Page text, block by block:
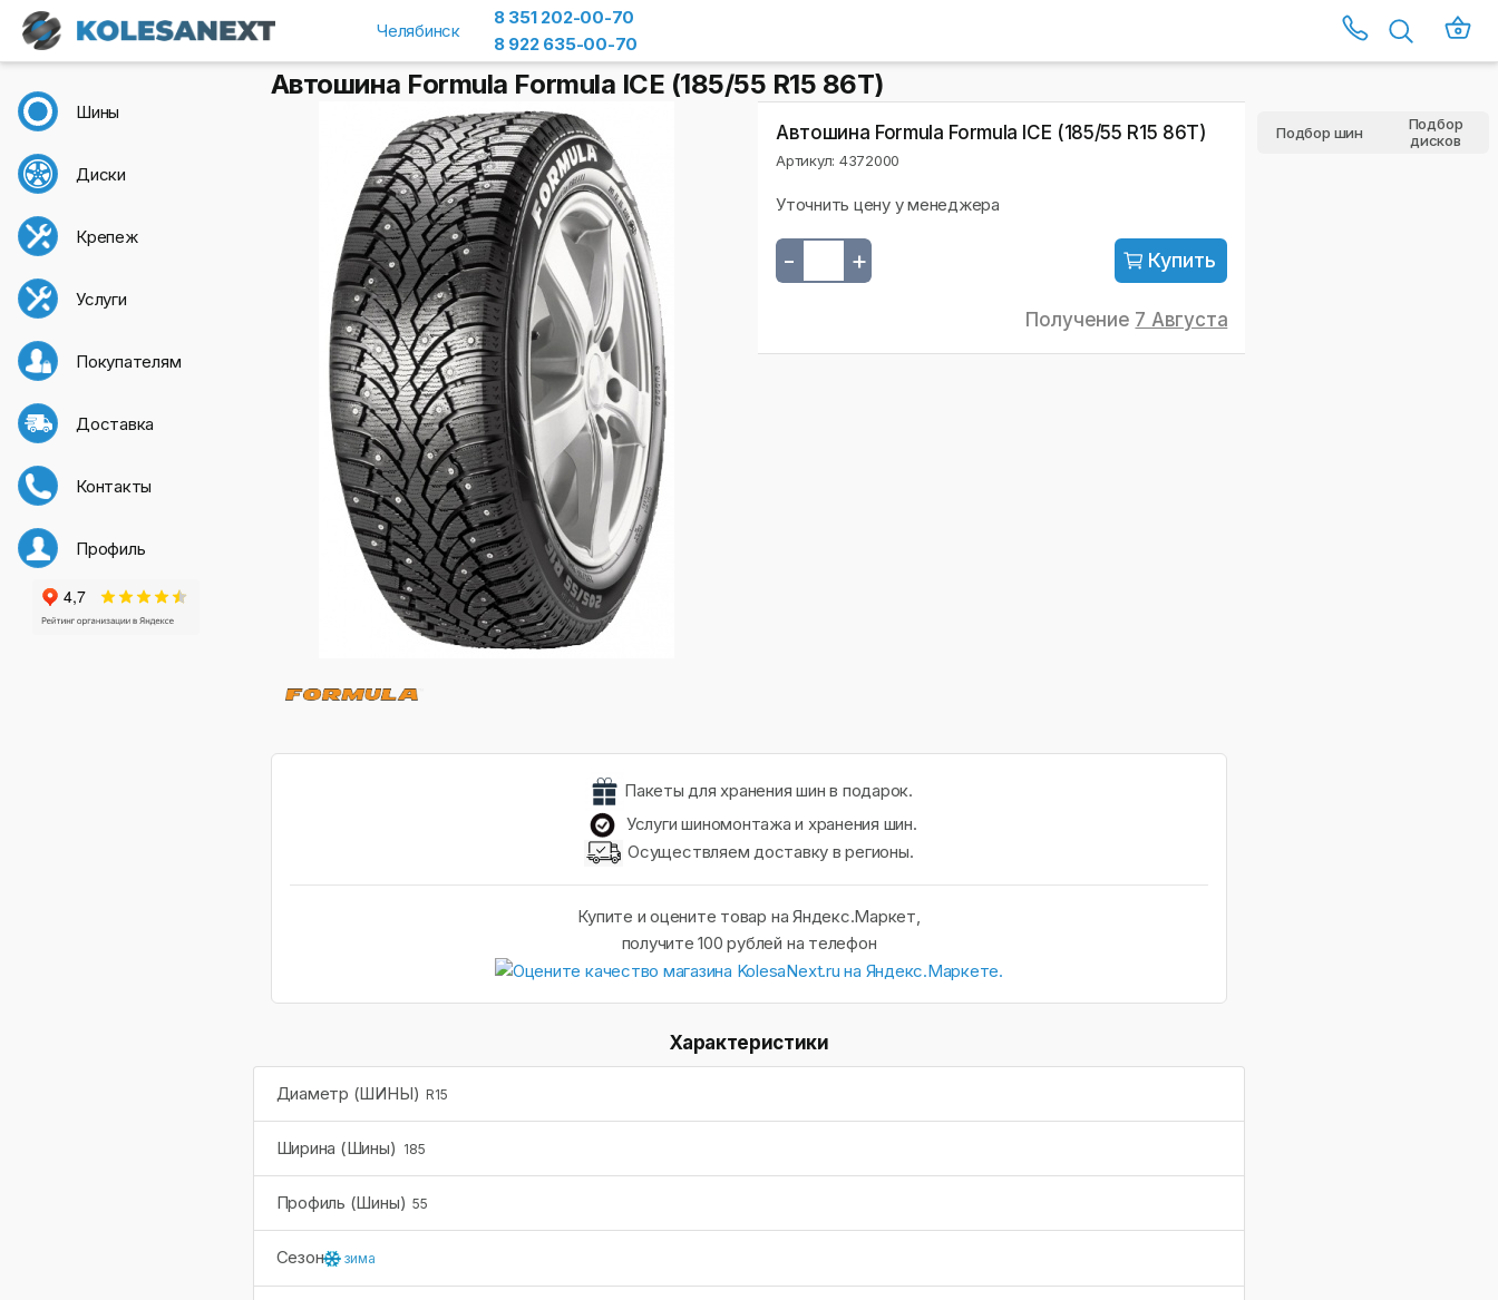
Челябинск
8 351 202-00-70
8 922 635-00-70
Шины
Диски
Крепеж
Услуги
Покупателям
Доставка
Контакты
Профиль
Автошина Formula Formula ICE (185/55 R15 86T)
Автошина Formula Formula ICE (185/55 R15 86T)
Артикул: 4372000
Уточнить цену у менеджера
- + Купить
Получение 7 Августа
Пакеты для хранения шин в подарок.
Услуги шиномонтажа и хранения шин.
Осуществляем доставку в регионы.
Купите и оцените товар на Яндекс.Маркет,
получите 100 рублей на телефон
Характеристики
Диаметр (ШИНЫ) R15
Ширина (Шины) 185
Профиль (Шины) 55
Сезон зима
Подбор шин
Подбор
дисков